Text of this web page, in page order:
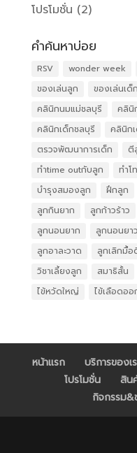
โปรโมชั่น (2)
คำค้นหาบ่อย
RSV wonder week
ของเล่นลูก
ของเล่นเด็ก
คลินิกนมแม่ชลบุรี
คลินิ
คลินิกเด็กชลบุรี
คลินิก
ตรวจพัฒนาการเด็ก
ตี
ทำtime outกับลูก
ทำโ
บำรุงสมองลูก
ฝึกลูก
ลูกกินยาก
ลูกก้าวร้าว
ลูกนอนยาก
ลูกนอนยาว
ลูกอาละวาด
ลูกเลิกมื้อ
วิชาเลี้ยงลูก
สมาธิสั้น
ไข้หวัดใหญ่
ไข้เลือดออ
หน้าแรก บริการของเ
โปรโมชั่น
สิน
กิจกรรม&